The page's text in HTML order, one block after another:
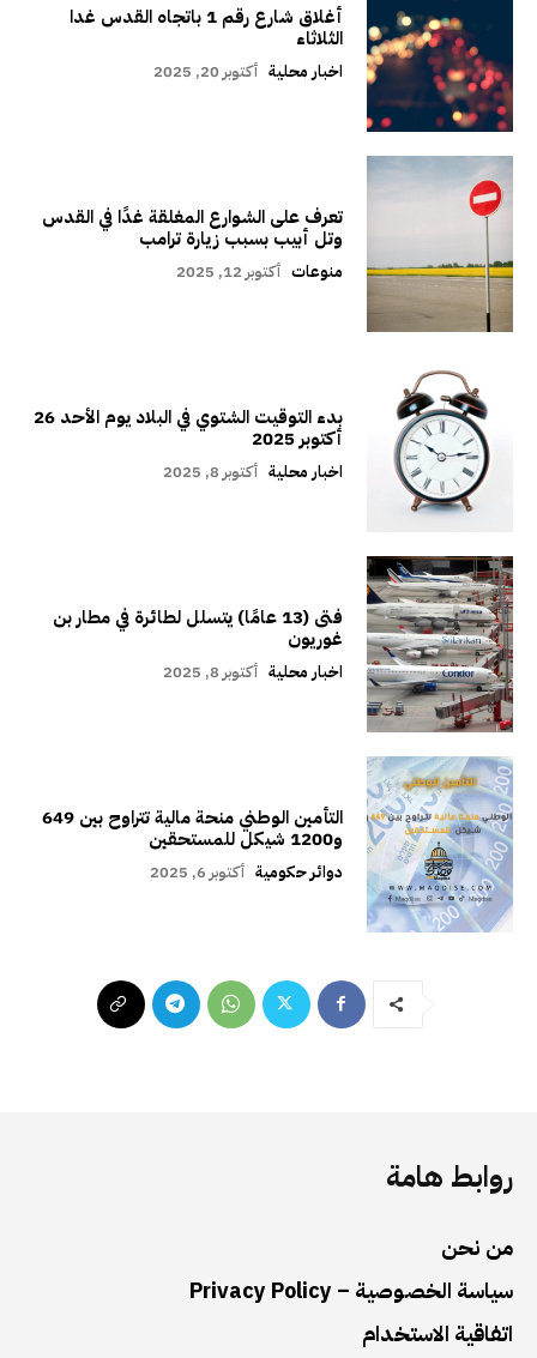
أغلاق شارع رقم 1 باتجاه القدس غدا
الثلاثاء
اخبار محلية أكتوبر 20, 2025
تعرف على الشوارع المغلقة غدًا في القدس
وتل أبيب بسبب زيارة ترامب
منوعات أكتوبر 12, 2025
بدء التوقيت الشتوي في البلاد يوم الأحد 26
أكتوبر 2025
اخبار محلية أكتوبر 8, 2025
فتى (13 عامًا) يتسلل لطائرة في مطار بن
غوريون
اخبار محلية أكتوبر 8, 2025
التأمين الوطني منحة مالية تتراوح بين 649
و1200 شيكل للمستحقين
دوائر حكومية أكتوبر 6, 2025
روابط هامة
من نحن
سياسة الخصوصية – Privacy Policy
اتفاقية الاستخدام